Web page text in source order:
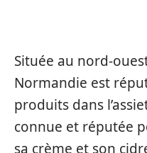
Située au nord-
Normandie est
produits dans
connue et réputée
sa crème et son